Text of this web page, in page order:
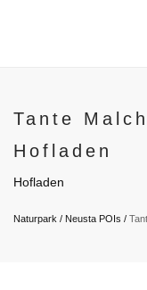
Tante
Hofladen
Hofladen
Naturpark / Neusta POIs /